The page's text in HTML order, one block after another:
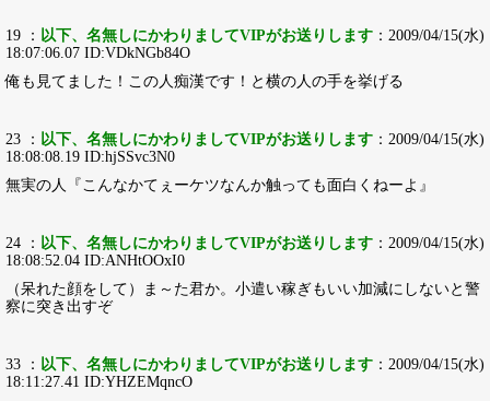
19 ： 以下、名無しにかわりましてVIPがお送りします ：2009/04/15(水)
18:07:06.07 ID:VDkNGb84O
俺も見てました！この人痴漢です！と横の人の手を挙げる
23 ： 以下、名無しにかわりましてVIPがお送りします ：2009/04/15(水)
18:08:08.19 ID:hjSSvc3N0
無実の人『こんなかてぇーケツなんか触っても面白くねーよ』
24 ： 以下、名無しにかわりましてVIPがお送りします ：2009/04/15(水)
18:08:52.04 ID:ANHtOOxI0
（呆れた顔をして）ま～た君か。小遣い稼ぎもいい加減にしないと警
察に突き出すぞ
33 ： 以下、名無しにかわりましてVIPがお送りします ：2009/04/15(水)
18:11:27.41 ID:YHZEMqncO